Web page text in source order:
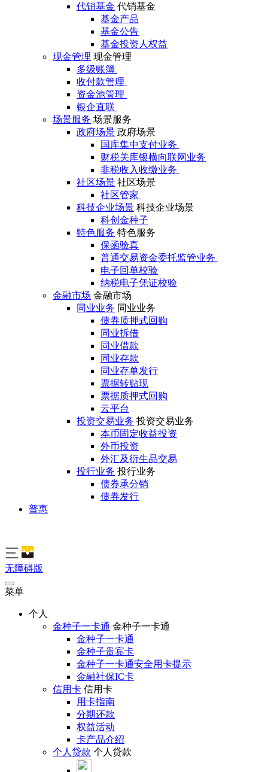
代销基金 代销基金
基金产品
基金公告
基金投资人权益
现金管理 现金管理
多级账簿
收付款管理
资金池管理
银企直联
场景服务 场景服务
政府场景 政府场景
国库集中支付业务
财税关库银横向联网业务
非税收入收缴业务
社区场景 社区场景
社区管家
科技企业场景 科技企业场景
科创金种子
特色服务 特色服务
保函验真
普通交易资金委托监管业务
电子回单校验
纳税电子凭证校验
金融市场 金融市场
同业业务 同业业务
债券质押式回购
同业拆借
同业借款
同业存款
同业存单发行
票据转贴现
票据质押式回购
云平台
投资交易业务 投资交易业务
本币固定收益投资
外币投资
外汇及衍生品交易
投行业务 投行业务
债券承分销
债券发行
普惠
无障碍版
菜单
个人
金种子一卡通 金种子一卡通
金种子一卡通
金种子贵宾卡
金种子一卡通安全用卡提示
金融社保IC卡
信用卡 信用卡
用卡指南
分期还款
权益活动
卡产品介绍
个人贷款 个人贷款